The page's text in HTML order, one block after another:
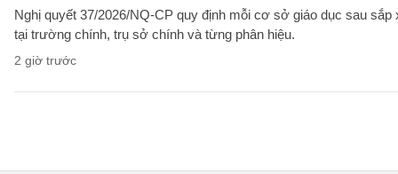
Nghị quyết 37/2026/NQ-CP quy định mỗi cơ sở giáo dục sau
tại trường chính, trụ sở chính và từng phân hiệu.
2 giờ trước